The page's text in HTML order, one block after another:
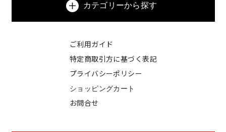
カテゴリーから探す
ご利用ガイド
特定商取引方に基づく表記
プライバシーポリシー
ショッピングカート
お問合せ